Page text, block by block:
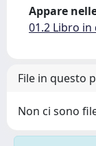
Appare
01.2 Libro
File in questo
Non ci sono